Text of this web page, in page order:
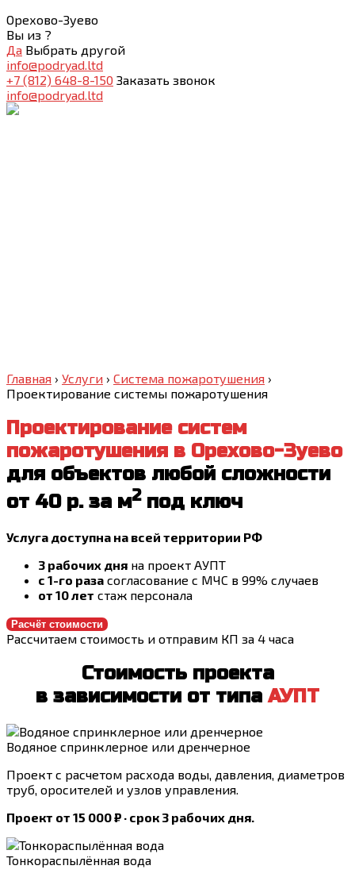
Орехово-Зуево
Вы из ?
Да Выбрать другой
info@podryad.ltd
+7 (812) 648-8-150 Заказать звонок
info@podryad.ltd
Главная › Услуги › Система пожаротушения ›
Проектирование системы пожаротушения
Проектирование систем
пожаротушения в Орехово-Зуево
для объектов любой сложности
от 40 р. за м2под ключ
Услуга доступна на всей территории РФ
3 рабочих дня на проект АУПТ
с 1-го раза согласование с МЧС в 99% случаев
от 10 лет стаж персонала
Расчёт стоимости
Рассчитаем стоимость и отправим КП за 4 часа
Стоимость проекта
в зависимости от типаАУПТ
Водяное спринклерное или дренчерное
Проект с расчетом расхода воды, давления, диаметров
труб, оросителей и узлов управления.
Проект от 15 000 ₽ · срок 3 рабочих дня.
Тонкораспылённая вода